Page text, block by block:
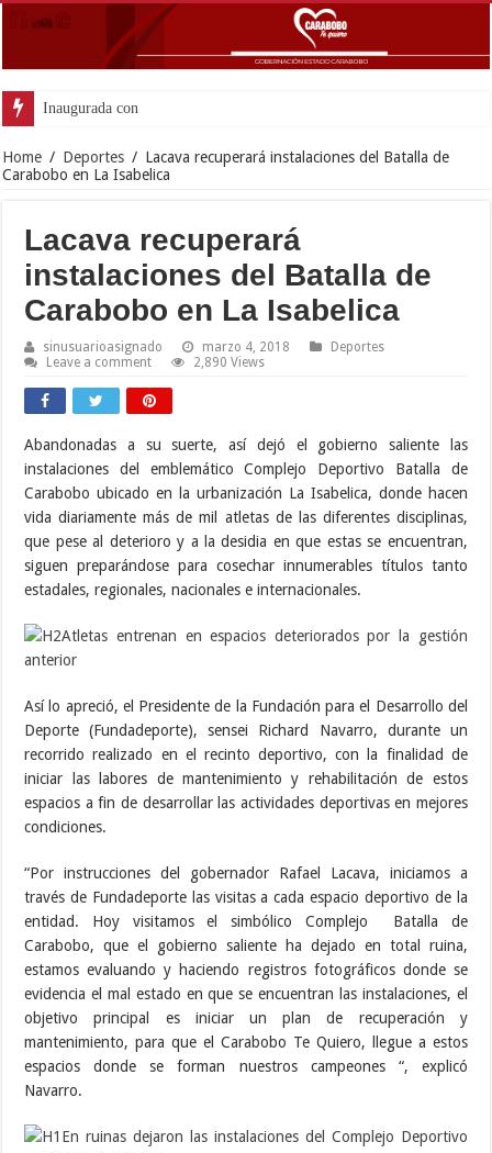
Inaugurada con éxito oficina de De
Home / Deportes / Lacava recuperará instalaciones del Batalla de
Carabobo en La Isabelica
Lacava recuperará
instalaciones del Batalla de
Carabobo en La Isabelica
sinusuarioasignado marzo 4, 2018
Deportes
Leave a comment
2,890 Views
Abandonadas a su suerte, así dejó el gobierno saliente las
instalaciones del emblemático Complejo Deportivo Batalla de
Carabobo ubicado en la urbanización La Isabelica, donde hacen
vida diariamente más de mil atletas de las diferentes disciplinas,
que pese al deterioro y a la desidia en que estas se encuentran,
siguen preparándose para cosechar innumerables títulos tanto
estadales, regionales, nacionales e internacionales.
Así lo apreció, el Presidente de la Fundación para el Desarrollo del
Deporte (Fundadeporte), sensei Richard Navarro, durante un
recorrido realizado en el recinto deportivo, con la finalidad de
iniciar las labores de mantenimiento y rehabilitación de estos
espacios a fin de desarrollar las actividades deportivas en mejores
condiciones.
“Por instrucciones del gobernador Rafael Lacava, iniciamos a
través de Fundadeporte las visitas a cada espacio deportivo de la
entidad. Hoy visitamos el simbólico Complejo Batalla de
Carabobo, que el gobierno saliente ha dejado en total ruina,
estamos evaluando y haciendo registros fotográficos donde se
evidencia el mal estado en que se encuentran las instalaciones, el
objetivo principal es iniciar un plan de recuperación y
mantenimiento, para que el Carabobo Te Quiero, llegue a estos
espacios donde se forman nuestros campeones “, explicó
Navarro.